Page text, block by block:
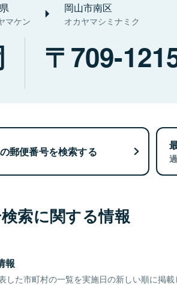
マケン
岡山市南区
オカヤマシミナミク
709-
郵便番号を検索する
索に関する情報
報
した市町村の一覧を実施日の新しい順に掲載